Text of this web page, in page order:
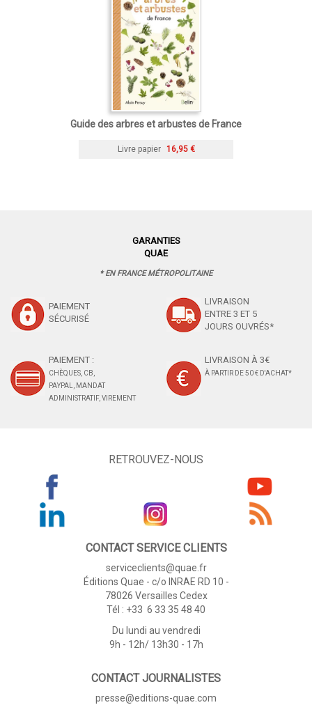
Guide des arbres et arbustes de France
Livre papier 16,95 €
GARANTIES
QUAE
* EN FRANCE MÉTROPOLITAINE
PAIEMENT
SÉCURISÉ
LIVRAISON
ENTRE 3 ET 5
JOURS OUVRÉS*
PAIEMENT :
CHÈQUES, CB,
PAYPAL, MANDAT
ADMINISTRATIF, VIREMENT
LIVRAISON À 3€
À PARTIR DE 50 € D'ACHAT*
RETROUVEZ-NOUS
CONTACT SERVICE CLIENTS
serviceclients@quae.fr
Éditions Quae - c/o INRAE RD 10 -
78026 Versailles Cedex
Tél : +33 6 33 35 48 40
Du lundi au vendredi
9h - 12h/ 13h30 - 17h
CONTACT JOURNALISTES
presse@editions-quae.com